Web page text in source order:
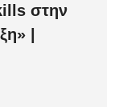
στην
|